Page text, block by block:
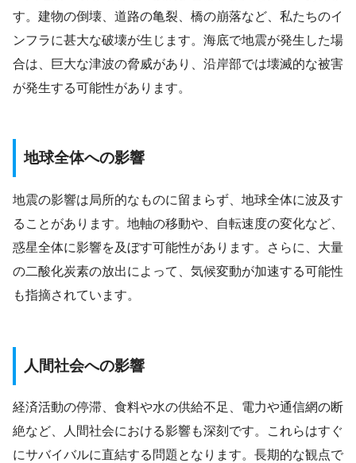
す。建物の倒壊、道路の亀裂、橋の崩落など、私たちのイ
ンフラに甚大な破壊が生じます。海底で地震が発生した場
合は、巨大な津波の脅威があり、沿岸部では壊滅的な被害
が発生する可能性があります。
地球全体への影響
地震の影響は局所的なものに留まらず、地球全体に波及す
ることがあります。地軸の移動や、自転速度の変化など、
惑星全体に影響を及ぼす可能性があります。さらに、大量
の二酸化炭素の放出によって、気候変動が加速する可能性
も指摘されています。
人間社会への影響
経済活動の停滞、食料や水の供給不足、電力や通信網の断
絶など、人間社会における影響も深刻です。これらはすぐ
にサバイバルに直結する問題となります。長期的な観点で